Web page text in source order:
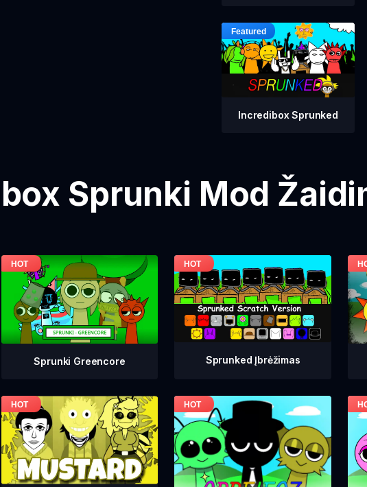
Incredibox Sprunked
Sprunki Mod
Sprunki Greencore Sprunked Įbrėžimas